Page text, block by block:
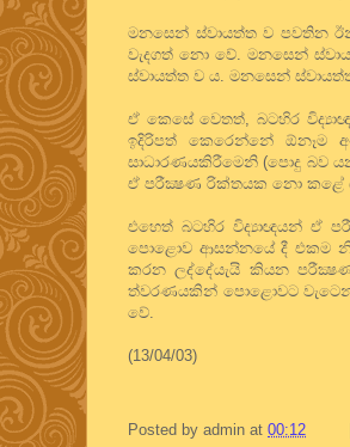
මනසෙන් ස්වායත්ත ව පවතින
වැදගත් නො වේ. මනසෙන්
ස්වායත්ත ව ය. මනසෙන්
ඒ කෙසේ වෙතත්, බටහිර
ඉදිරිපත් කෙරෙන්නේ ඕනෑම
සාධාරණයකිරීමෙනි (පොදු බව
ඒ පරීක්‍ෂණ රික්තයක නො කළේ
එහෙත් බටහිර විද්‍යාඥයන් ඒ
පොළොව ආසන්නයේ දී එකම
කරන ලද්දේයැයි කියන
ත්වරණයකින් පොළොවට
වේ.
(13/04/03)
Posted by admin at 00:12